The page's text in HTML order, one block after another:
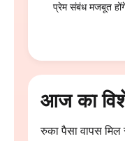
प्रेम संबंध मजबूत
आज का
रुका पैसा वापस